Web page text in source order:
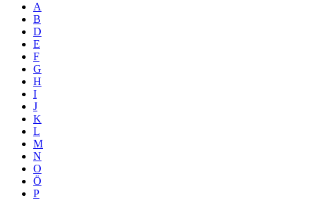
A
B
D
E
F
G
H
I
J
K
L
M
N
O
Ö
P